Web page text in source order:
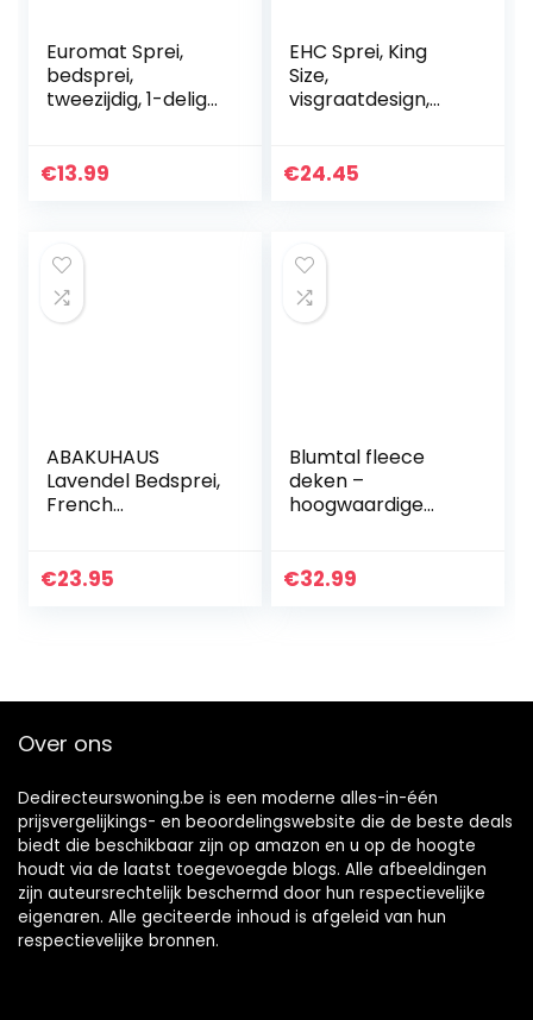
Euromat Sprei,
bedsprei,
tweezijdig, 1-delige
grijs/grafiet/zwart
€13.99
EHC Sprei, King
Size,
visgraatdesign,
220 x 250 cm, grijs
€24.45
ABAKUHAUS
Lavendel Bedsprei,
French
Gewatteerde 3-
€23.95
Blumtal fleece
deken –
hoogwaardige
microvezeldeken
€32.99
Over ons
Dedirecteurswoning.be is een moderne alles-in-één
prijsvergelijkings- en beoordelingswebsite die de beste deals
biedt die beschikbaar zijn op amazon en u op de hoogte
houdt via de laatst toegevoegde blogs. Alle afbeeldingen
zijn auteursrechtelijk beschermd door hun respectievelijke
eigenaren. Alle geciteerde inhoud is afgeleid van hun
respectievelijke bronnen.